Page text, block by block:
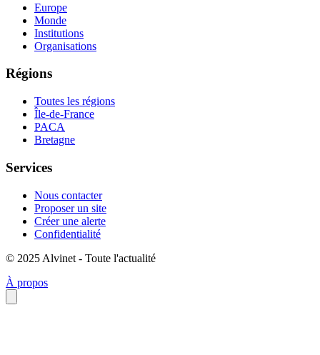
Europe
Monde
Institutions
Organisations
Régions
Toutes les régions
Île-de-France
PACA
Bretagne
Services
Nous contacter
Proposer un site
Créer une alerte
Confidentialité
© 2025 Alvinet - Toute l'actualité
À propos